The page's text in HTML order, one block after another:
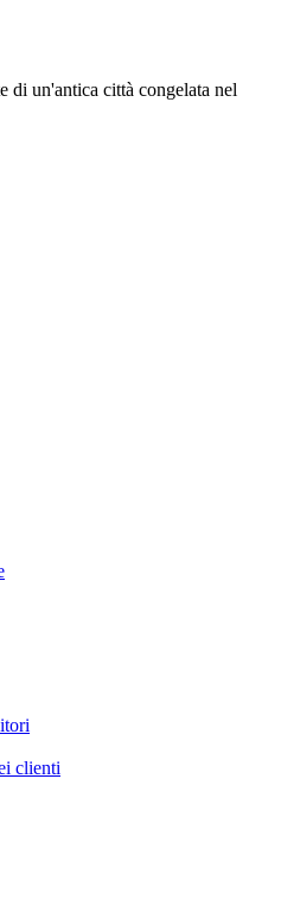
di un'antica città congelata nel
clienti